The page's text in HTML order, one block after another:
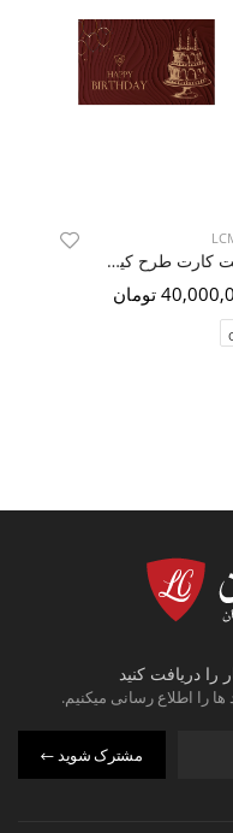
گیفت کارت طرح کیک 3
تومان
را دریافت کنید
ها را اطلاع رسانی میکنیم.
مشترک شوید